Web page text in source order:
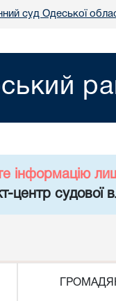
суд Одеської
інформацію
центр судової